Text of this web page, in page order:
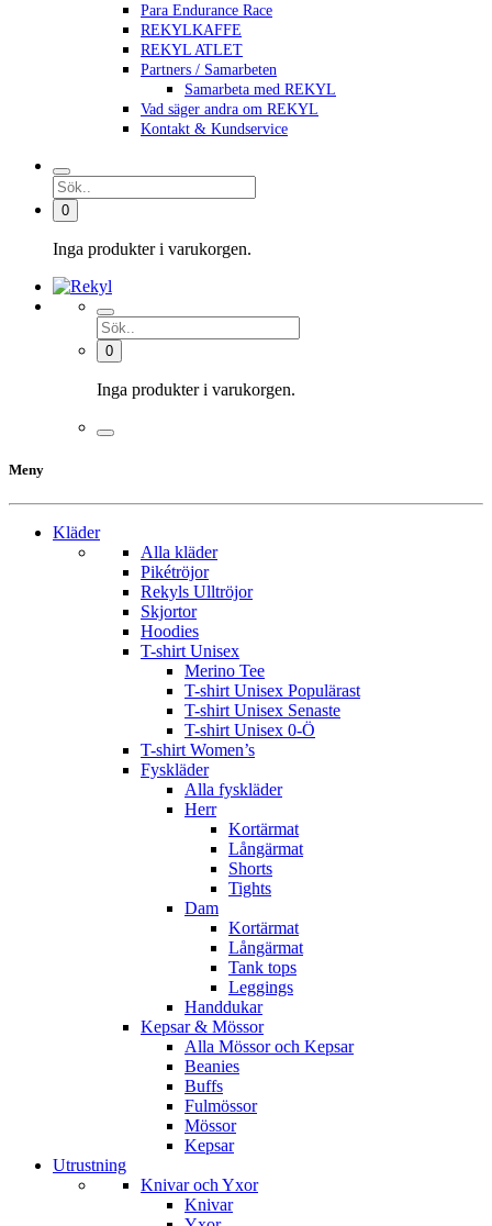
Para Endurance Race
REKYLKAFFE
REKYL ATLET
Partners / Samarbeten
Samarbeta med REKYL
Vad säger andra om REKYL
Kontakt & Kundservice
0
Inga produkter i varukorgen.
0
Inga produkter i varukorgen.
Meny
Kläder
Alla kläder
Pikétröjor
Rekyls Ulltröjor
Skjortor
Hoodies
T-shirt Unisex
Merino Tee
T-shirt Unisex Populärast
T-shirt Unisex Senaste
T-shirt Unisex 0-Ö
T-shirt Women’s
Fyskläder
Alla fyskläder
Herr
Kortärmat
Långärmat
Shorts
Tights
Dam
Kortärmat
Långärmat
Tank tops
Leggings
Handdukar
Kepsar & Mössor
Alla Mössor och Kepsar
Beanies
Buffs
Fulmössor
Mössor
Kepsar
Utrustning
Knivar och Yxor
Knivar